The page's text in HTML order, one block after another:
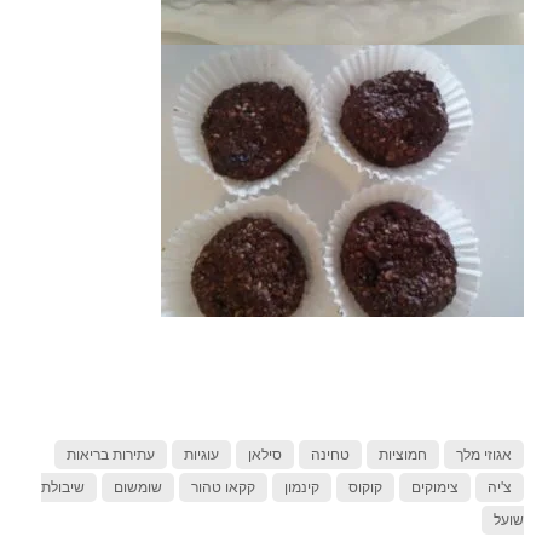
אגוזי מלך חמוציות טחינה סילאן עוגיות
עתירות בריאות
צ'יה
צימוקים קוקוס קינמון קקאו טהור שומשום
שיבולת
שועל